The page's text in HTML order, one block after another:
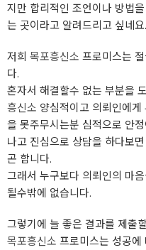
지만 합리적인 조언이나 방법
는 곳이라고 알려드리고 싶네요.
저희 목포흥신소 프로미스는
다.
혼자서 해결할수 없는 부분을
흥신소 양심적이고 의뢰인에
을 못주무시는분 심적으로 안
나고 진심으로 상담을 하다보
곤 합니다.
그래서 누구보다 의뢰인의 마
될수밖에 없습니다.
그렇기에 늘 좋은 결과를 제출
목포흥신소 프로미스는 성공에